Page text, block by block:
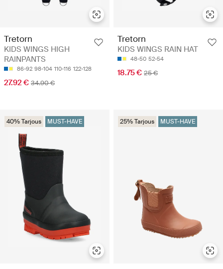
Tretorn
KIDS WINGS HIGH
RAINPANTS
86-92 98-104 110-116 122-128
27.92 € 34.90 €
Tretorn
KIDS WINGS RAIN HAT
48-50 52-54
18.75 € 25 €
40% Tarjous MUST-HAVE 25% Tarjous MUST-HAVE